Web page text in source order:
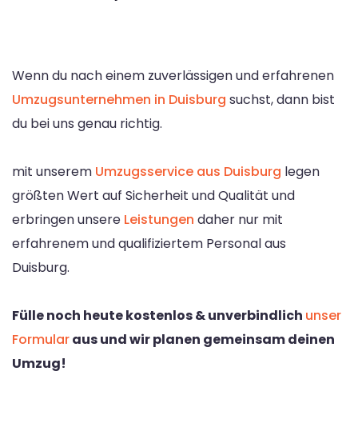
Wenn du nach einem zuverlässigen und erfahrenen
Umzugsunternehmen in Duisburg suchst, dann bist
du bei uns genau richtig.
mit unserem Umzugsservice aus Duisburg legen
größten Wert auf Sicherheit und Qualität und
erbringen unsere Leistungen daher nur mit
erfahrenem und qualifiziertem Personal aus
Duisburg.
Fülle noch heute kostenlos & unverbindlich unser
Formularaus und wir planen gemeinsam deinen
Umzug!